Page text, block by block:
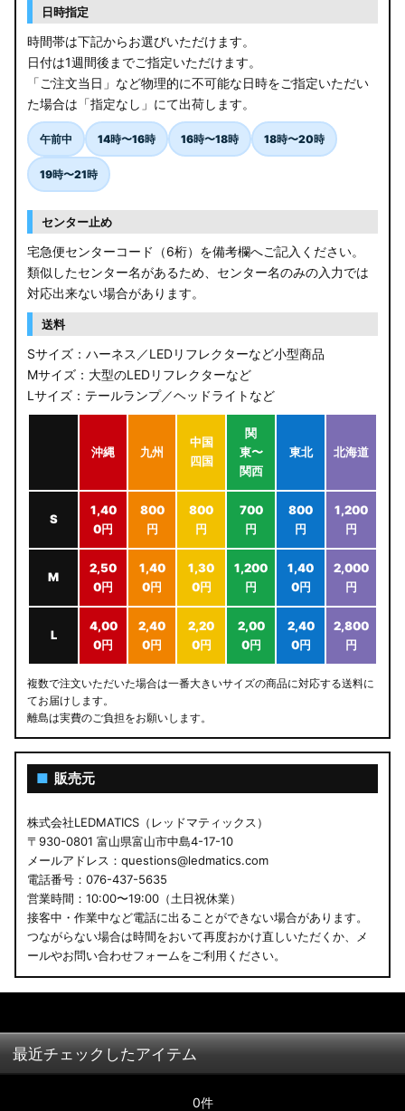
MK94S/MK54S スペーシア / カスタム
ZCEDS/ZDEDS/ZCDDS/ZDDDS スイフト
AZSH36W/AZSH37W クラウンスポーツ
LA400K コペン
汎用LEDバルブ
アウトレット
JB64W/JB74W/JC74W ジムニー/シエラ/ノマド
日時指定
時間帯は下記からお選びいただけます。
日付は1週間後までご指定いただけます。
「ご注文当日」など物理的に不可能な日時をご指定いただい
た場合は「指定なし」にて出荷します。
午前中 14時〜16時 16時〜18時 18時〜20時
19時〜21時
センター止め
宅急便センターコード（6桁）を備考欄へご記入ください。
類似したセンター名があるため、センター名のみの入力では
対応出来ない場合があります。
送料
Sサイズ：ハーネス／LEDリフレクターなど小型商品
Mサイズ：大型のLEDリフレクターなど
Lサイズ：テールランプ／ヘッドライトなど
沖縄 九州
中国
四国
関
東〜
関西
東北 北海道
S
1,40
0円
800
円
800
円
700
円
800
円
1,200
円
M
2,50
0円
1,40
0円
1,30
0円
1,200
円
1,40
0円
2,000
円
L
4,00
0円
2,40
0円
2,20
0円
2,00
0円
2,40
0円
2,800
円
複数で注文いただいた場合は一番大きいサイズの商品に対応する送料に
てお届けします。
離島は実費のご負担をお願いします。
■ 販売元
株式会社LEDMATICS（レッドマティックス）
〒930-0801 富山県富山市中島4-17-10
メールアドレス：questions@ledmatics.com
電話番号：076-437-5635
営業時間：10:00〜19:00（土日祝休業）
接客中・作業中など電話に出ることができない場合があります。
つながらない場合は時間をおいて再度おかけ直しいただくか、メ
ールやお問い合わせフォームをご利用ください。
最近チェックしたアイテム
0件